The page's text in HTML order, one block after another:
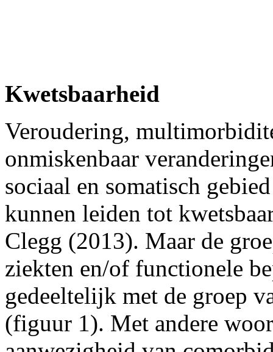
Kwetsbaarheid
Veroudering,
onmiskenbaar
sociaal en somatisch
kunnen leiden tot
Clegg (2013). Maar de
ziekten en/of functionele
gedeeltelijk met de groep
(figuur 1). Met andere